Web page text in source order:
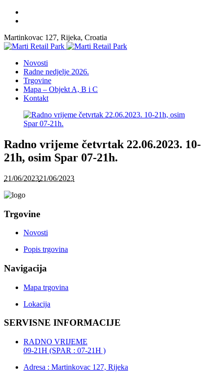
Martinkovac 127, Rijeka, Croatia
Novosti
Radne nedjelje 2026.
Trgovine
Mapa – Objekt A, B i C
Kontakt
Radno vrijeme četvrtak 22.06.2023. 10-
21h, osim Spar 07-21h.
21/06/202321/06/2023
Trgovine
Novosti
Popis trgovina
Navigacija
Mapa trgovina
Lokacija
SERVISNE INFORMACIJE
RADNO VRIJEME
09-21H (SPAR : 07-21H )
Adresa : Martinkovac 127, Rijeka